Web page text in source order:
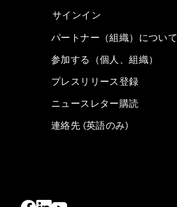
サインイン
パートナー（組織）について
参加する（個人、組織）
プレスリリース登録
ニュースレター購読
連絡先 (英語のみ)